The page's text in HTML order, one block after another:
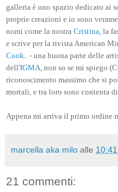
galleria è uno spazio dedicato ai
proprie creazioni e io sono
nomi come la nostra Cristina , la
e scrive per la rivista American
Cook .. - una buona parte delle
dell'IGMA , non so se mi spiego
riconoscimento massimo che si
mortali, e tra loro sono contenta
Appena mi arriva il primo ordine
marcella aka milo alle 10:41
21 commenti: